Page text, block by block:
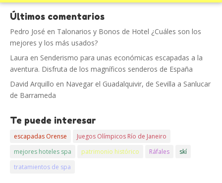
Últimos comentarios
Pedro José en Talonarios y Bonos de Hotel ¿Cuáles son los
mejores y los más usados?
Laura en Senderismo para unas económicas escapadas a la
aventura. Disfruta de los magníficos senderos de España
David Arquillo en Navegar el Guadalquivir, de Sevilla a Sanlucar
de Barrameda
Te puede interesar
escapadas Orense
Juegos Olímpicos Río de Janeiro
mejores hoteles spa
patrimonio histórico Ráfales
skí
tratamientos de spa